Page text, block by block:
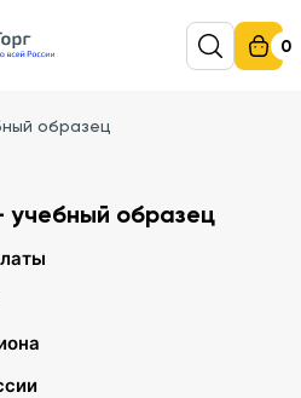
0
образец
образец